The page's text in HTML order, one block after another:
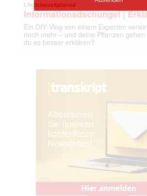
LifeScienceXplained
Informationsdschungel |
Ein DIY‑Vlog von einem Experten
noch mehr – und deine Pflanzen
du es besser erklären?